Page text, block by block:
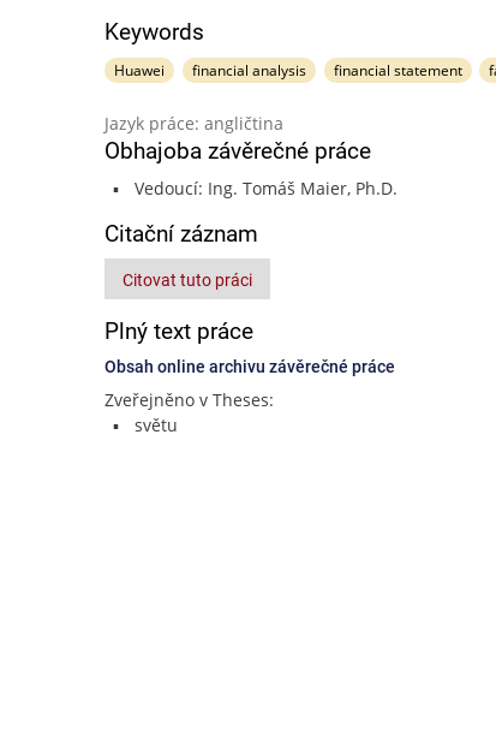
Keywords
Huawei financial analysis financial statement
Jazyk práce: angličtina
Obhajoba závěrečné práce
Vedoucí: Ing. Tomáš Maier, Ph.D.
Citační záznam
Citovat tuto práci
Plný text práce
Obsah online archivu závěrečné práce
Zveřejněno v Theses:
světu